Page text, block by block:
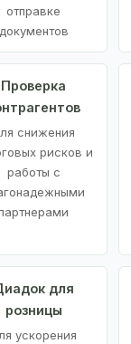
отправке
документов
Проверка
снижения
рисков и
работы с
для
розницы
ускорения